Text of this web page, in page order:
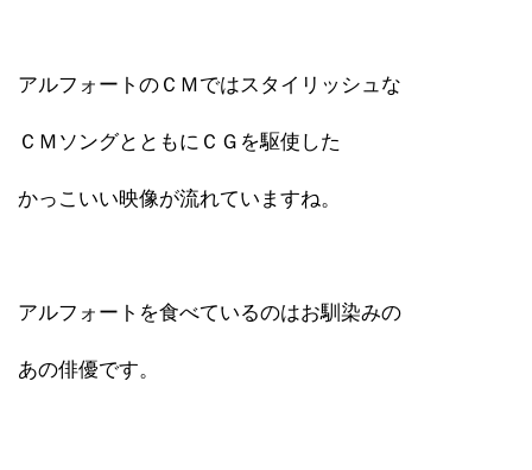
アルフォートのＣＭではスタイリッシュな
ＣＭソングとともにＣＧを駆使した
かっこいい映像が流れていますね。
アルフォートを食べているのはお馴染みの
あの俳優です。